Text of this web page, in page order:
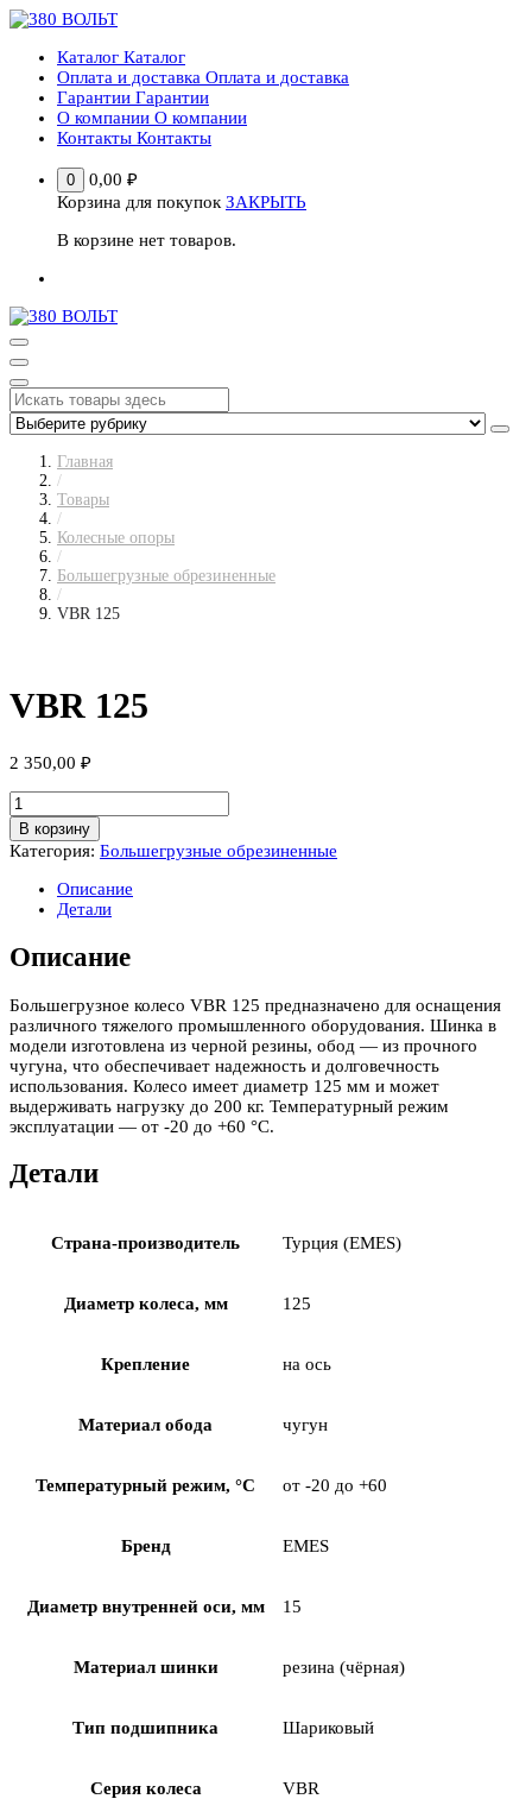
Перейти
содержимому
Каталог Каталог
Оплата и доставка Оплата и доставка
Гарантии Гарантии
О компании О компании
Контакты Контакты
0 0,00 ₽
Корзина для покупок ЗАКРЫТЬ
В корзине нет товаров.
Главная
/
Товары
/
Колесные опоры
/
Большегрузные обрезиненные
/
VBR 125
VBR 125
2 350,00 ₽
Количество
товара
VBR
125
В корзину
Категория: Большегрузные обрезиненные
Описание
Детали
Описание
Большегрузное колесо VBR 125 предназначено для оснащения
различного тяжелого промышленного оборудования. Шинка в
модели изготовлена из черной резины, обод — из прочного
чугуна, что обеспечивает надежность и долговечность
использования. Колесо имеет диаметр 125 мм и может
выдерживать нагрузку до 200 кг. Температурный режим
эксплуатации — от -20 до +60 °С.
Детали
Страна-производитель Турция (EMES)
Диаметр колеса, мм 125
Крепление на ось
Материал обода чугун
Температурный режим, °С от -20 до +60
Бренд EMES
Диаметр внутренней оси, мм 15
Материал шинки резина (чёрная)
Тип подшипника Шариковый
Серия колеса VBR